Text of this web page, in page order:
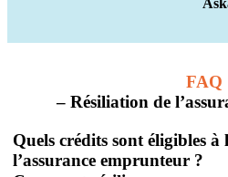
FAQ
– Résiliation de
Quels crédits sont éligibles
l’assurance emprunteur ?